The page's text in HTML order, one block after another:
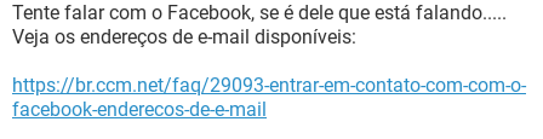
Tente falar com o Facebook, se é dele que está falando.....
Veja os endereços de e-mail disponíveis:
https://br.ccm.net/faq/29093-entrar-em-contato-com-com-o-
facebook-enderecos-de-e-mail